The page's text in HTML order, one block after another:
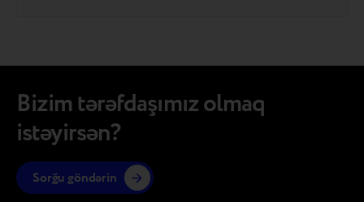
Bizim tərəfdaşımız olmaq
istəyirsən?
Sorğu göndərin